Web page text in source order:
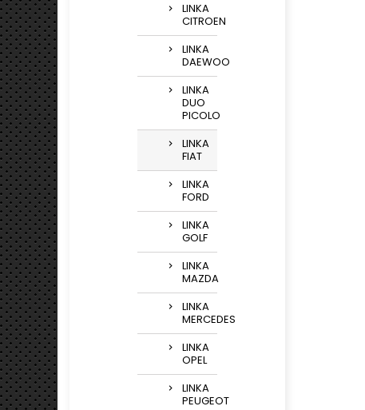
LINKA
CITROEN
LINKA
DAEWOO
LINKA
DUO
PICOLO
LINKA
FIAT
LINKA
FORD
LINKA
GOLF
LINKA
MAZDA
LINKA
MERCEDES
LINKA
OPEL
LINKA
PEUGEOT